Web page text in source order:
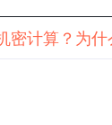
密计算？为